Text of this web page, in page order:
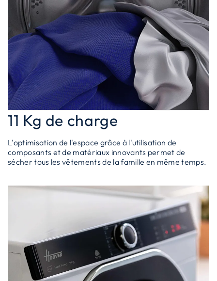
11 Kg de charge
L'optimisation de l'espace grâce à l'utilisation de
composants et de matériaux innovants permet de
sécher tous les vêtements de la famille en même temps.